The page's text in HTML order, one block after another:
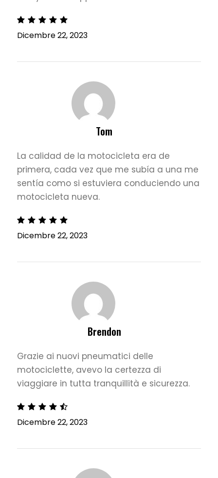
Dicembre 22, 2023
Tom
La calidad de la motocicleta era de
primera, cada vez que me subía a una me
sentía como si estuviera conduciendo una
motocicleta nueva.
Dicembre 22, 2023
Brendon
Grazie ai nuovi pneumatici delle
motociclette, avevo la certezza di
viaggiare in tutta tranquillità e sicurezza.
Dicembre 22, 2023